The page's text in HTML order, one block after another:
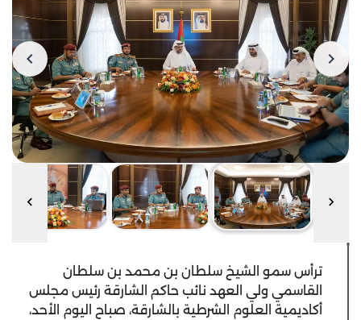
ترأس سمو الشيخ سلطان بن محمد بن سلطان
القاسمي ولي العهد نائب حاكم الشارقة رئيس مجلس
أكاديمية العلوم الشرطية بالشارقة، صباح اليوم الأحد،